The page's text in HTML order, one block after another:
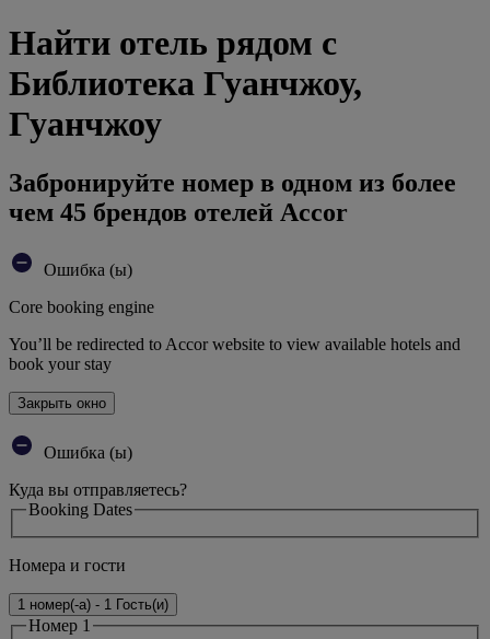
Найти отель рядом с
Библиотека Гуанчжоу,
Гуанчжоу
Забронируйте номер в одном из более
чем 45 брендов отелей Accor
Ошибка (ы)
Core booking engine
You’ll be redirected to Accor website to view available hotels and
book your stay
Закрыть окно
Ошибка (ы)
Куда вы отправляетесь?
Booking Dates
Номера и гости
1 номер(-а) - 1 Гость(и)
Номер 1